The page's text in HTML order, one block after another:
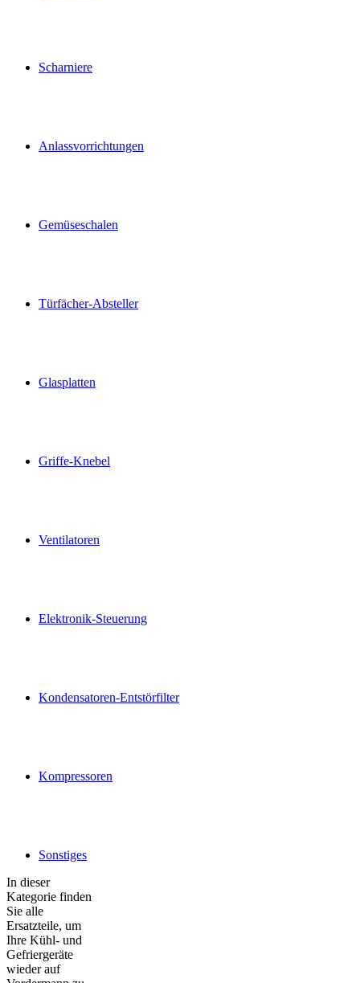
Scharniere
Anlassvorrichtungen
Gemüseschalen
Türfächer-Absteller
Glasplatten
Griffe-Knebel
Ventilatoren
Elektronik-Steuerung
Kondensatoren-Entstörfilter
Kompressoren
Sonstiges
In dieser
Kategorie finden
Sie alle
Ersatzteile, um
Ihre Kühl- und
Gefriergeräte
wieder auf